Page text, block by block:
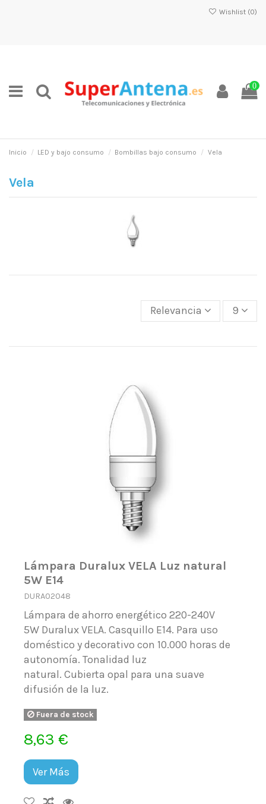
Wishlist (0)
0
Inicio LED y bajo consumo Bombillas bajo consumo Vela
Vela
Relevancia 9
Lámpara Duralux VELA Luz natural
5W E14
DURA02048
Lámpara de ahorro energético 220-240V
5W Duralux VELA. Casquillo E14. Para uso
doméstico y decorativo con 10.000 horas de
autonomía. Tonalidad luz
natural. Cubierta opal para una suave
difusión de la luz.
Fuera de stock
8,63 €
Ver Más